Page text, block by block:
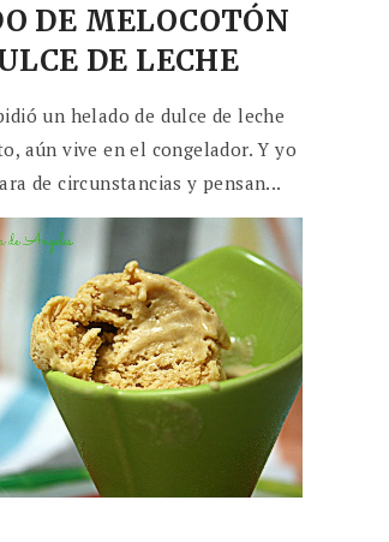
DE MELOCOTÓN
DE LECHE
un helado de dulce de leche
aún vive en el congelador. Y yo
de circunstancias y pensan...